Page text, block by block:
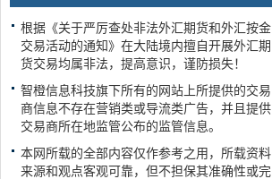
根据《关于严厉查处非法外汇期货和外汇按金
交易活动的通知》在大陆境内擅自开展外汇期
货交易均属非法，提高意识，谨防损失！
智橙信息科技旗下所有的网站上所提供的交易
商信息不存在营销类或导流类广告，并且提供
交易商所在地监管公布的监管信息。
本网所载的全部内容仅作参考之用，所载资料
来源和观点客观可靠，但不担保其准确性或完